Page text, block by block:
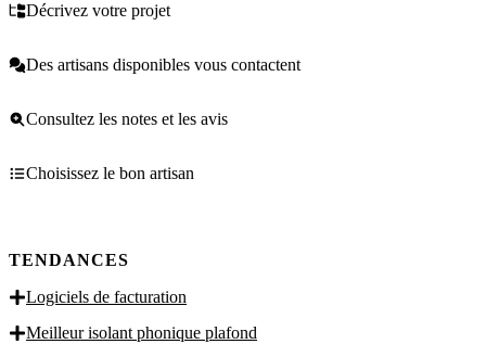
Décrivez votre projet
Des artisans disponibles vous contactent
Consultez les notes et les avis
Choisissez le bon artisan
TENDANCES
Logiciels de facturation
Meilleur isolant phonique plafond